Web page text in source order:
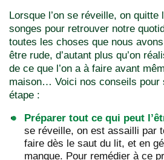
Lorsque l’on se réveille, on quitte
songes pour retrouver notre
toutes les choses que nous
être rude, d’autant plus qu’on
de ce que l’on a à faire avant
maison… Voici nos conseils pour
étape :
Préparer tout ce qui peut
se réveille, on est assailli par
faire dès le saut du lit, et en
manque. Pour remédier à ce